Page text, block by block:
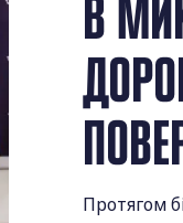
В
Протягом